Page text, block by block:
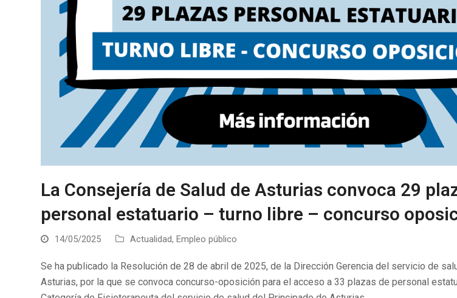
La Consejería de Salud de Asturias convoca 29
personal estatuario – turno libre – concurso
14/05/2025 Actualidad,Empleo público
Se ha publicado la Resolución de 28 de abril de 2025, de la Dirección Gerencia del servicio de
Asturias, por la que se convoca concurso-oposición para el acceso a 33 plazas de personal